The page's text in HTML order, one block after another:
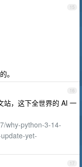
15
。
16
站，这下全世界的 AI 一
why-python-3-14-
yet-
17